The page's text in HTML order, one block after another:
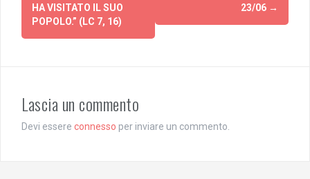
HA VISITATO IL SUO
POPOLO.” (LC 7, 16)
23/06 →
Lascia un commento
Devi essere connesso per inviare un commento.